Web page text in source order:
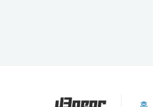
홈